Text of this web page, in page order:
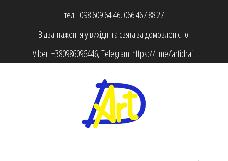
тел: 098 609 64 46, 066 467 88 27
Відвантаження у вихідні та свята за домовленістю.
Viber:+380986096446, Telegram: https://t.me/artidraft